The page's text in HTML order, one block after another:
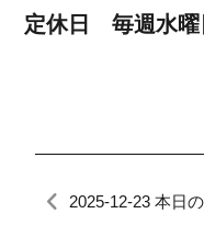
定休日 毎週水曜
2025-12-23 本日